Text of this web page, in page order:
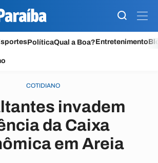
PolíticaQual a Boa?Entretenimento
COTIDIANO
invadem
da Caixa
em Areia